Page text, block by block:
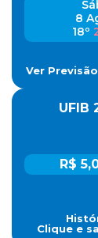
8
18º
Ver
UFIB
R$
Clique e